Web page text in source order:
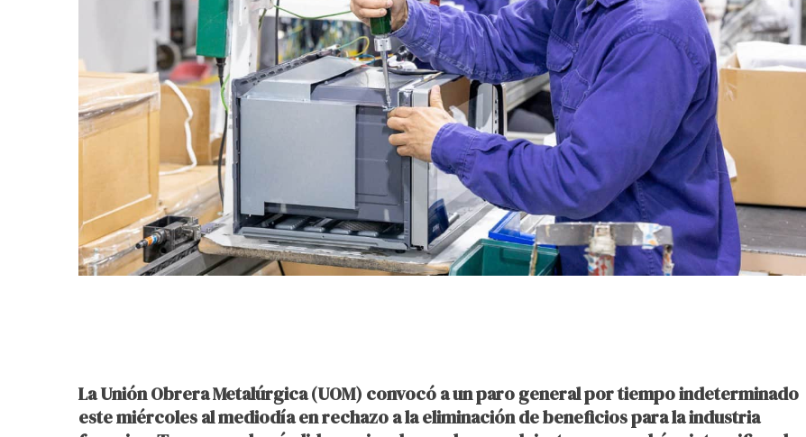
La Unión Obrera Metalúrgica (UOM) convocó a un paro general por tiempo indeterminado
este miércoles al mediodía en rechazo a la eliminación de beneficios para la industria